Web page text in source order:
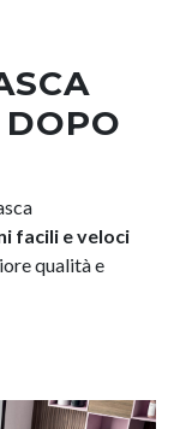
facili e veloci
qualità e